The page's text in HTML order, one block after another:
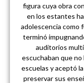
figura cuya obra
en los estantes
adolescencia como
terminó
auditorios
escuchaban que
escuelas y aceptó
preservar sus